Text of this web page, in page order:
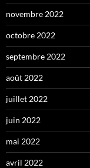
novembre 2022
octobre 2022
septembre 2022
août 2022
juillet 2022
juin 2022
mai 2022
avril 2022